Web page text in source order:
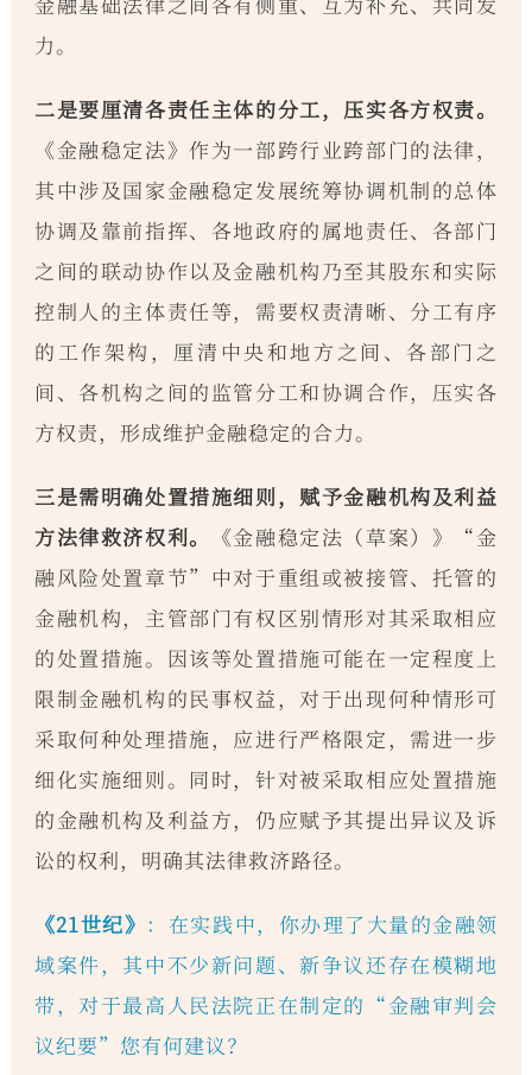
力。
二是要厘清各责任主体的分工，压实各方权责。
《金融稳定法》作为一部跨行业跨部门的法律，
其中涉及国家金融稳定发展统筹协调机制的总体
协调及靠前指挥、各地政府的属地责任、各部门
之间的联动协作以及金融机构乃至其股东和实际
控制人的主体责任等，需要权责清晰、分工有序
的工作架构，厘清中央和地方之间、各部门之
间、各机构之间的监管分工和协调合作，压实各
方权责，形成维护金融稳定的合力。
三是需明确处置措施细则，赋予金融机构及利益
方法律救济权利。
《金融稳定法（草案）》“金
融风险处置章节”中对于重组或被接管、托管的
金融机构，主管部门有权区别情形对其采取相应
的处置措施。因该等处置措施可能在一定程度上
限制金融机构的民事权益，对于出现何种情形可
采取何种处理措施，应进行严格限定，需进一步
细化实施细则。同时，针对被采取相应处置措施
的金融机构及利益方，仍应赋予其提出异议及诉
讼的权利，明确其法律救济路径。
《21世纪》 ：在实践中，你办理了大量的金融领
域案件，其中不少新问题、新争议还存在模糊地
带，对于最高人民法院正在制定的“金融审判会
议纪要”您有何建议？